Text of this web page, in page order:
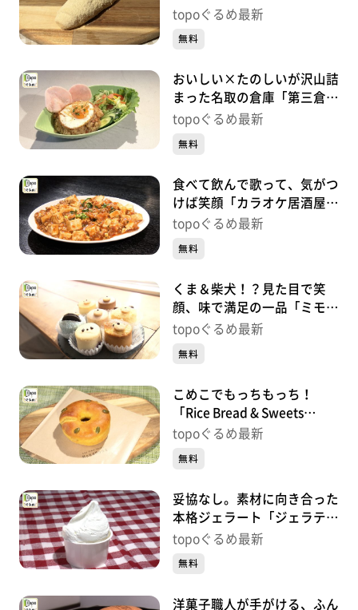
トゥット」（多賀城市留ケ
topoぐるめ最新
無料
おいしい×たのしいが沢山詰
まった名取の倉庫「第三倉庫
el camino」（名取市植松新
topoぐるめ最新
無料
食べて飲んで歌って、気がつ
けば笑顔「カラオケ居酒屋
KIMUCHIYA」（名取市大手
topoぐるめ最新
無料
くま＆柴犬！？見た目で笑
顔、味で満足の一品「ミモザ
チーズケーキ」（太白区袋
topoぐるめ最新
無料
こめこでもっちもっち！
「Rice Bread & Sweets
MonaMona 河原町店」（若
るめ】
topoぐるめ最新
無料
妥協なし。素材に向き合った
本格ジェラート「ジェラテリ
ア リベルタ」（泉区泉中
topoぐるめ最新
無料
洋菓子職人が手がける、ふん